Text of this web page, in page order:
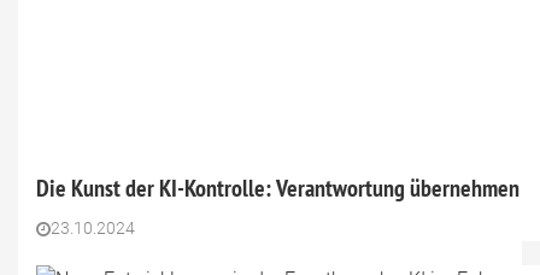
Die Kunst der KI-Kontrolle: Verantwortung übernehmen
23.10.2024